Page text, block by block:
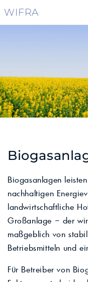
WIFRA
Biogasanlagen
nachhaltigen
landwirtschaftliche
Großanlage – der
maßgeblich von
Betriebsmitteln und
Für Betreiber von